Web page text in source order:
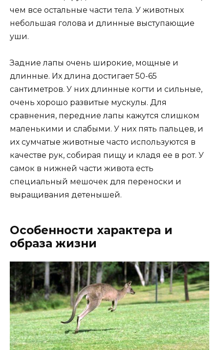
чем все остальные части тела. У животных
небольшая голова и длинные выступающие
уши.
Задние лапы очень широкие, мощные и
длинные. Их длина достигает 50-65
сантиметров. У них длинные когти и сильные,
очень хорошо развитые мускулы. Для
сравнения, передние лапы кажутся слишком
маленькими и слабыми. У них пять пальцев, и
их сумчатые животные часто используются в
качестве рук, собирая пищу и кладя ее в рот. У
самок в нижней части живота есть
специальный мешочек для переноски и
выращивания детенышей.
Особенности характера и
образа жизни